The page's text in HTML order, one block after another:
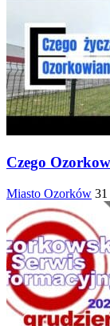
Czego
Miasto Ozorków 31